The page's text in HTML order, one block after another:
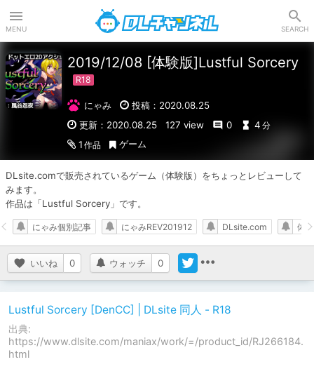
MENU SEARCH
2019/12/08 [体験版]Lustful Sorcery
にゃみ
投稿：2020.08.25
更新：2020.08.25
127 view 0 4 分
1 作品 ゲーム
DLsite.comで販売されているゲーム（体験版）をちょっとレビューして
みます。
作品は「Lustful Sorcery」です。
いいね 0 ウォッチ 0
にゃみ個別記事 にゃみREV201912 DLsite.com 体
Lustful Sorcery [DenCC] | DLsite 同人 - R18
出典:
https://www.dlsite.com/maniax/work/=/product_id/RJ266184.
html